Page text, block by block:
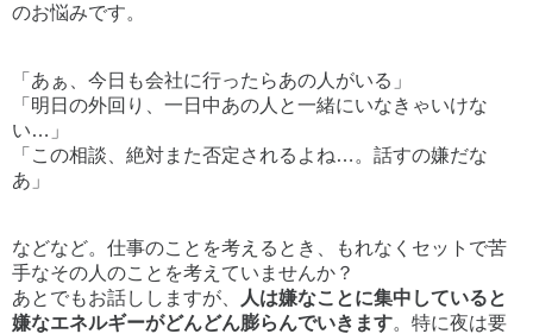
のお悩みです。
「あぁ、今日も会社に行ったらあの人がいる」
「明日の外回り、一日中あの人と一緒にいなきゃいけな
い…」
「この相談、絶対また否定されるよね…。話すの嫌だな
あ」
などなど。仕事のことを考えるとき、もれなくセットで苦
手なその人のことを考えていませんか？
あとでもお話ししますが、
人は嫌なことに集中していると
嫌なエネルギーがどんどん膨らんでいきます。特に夜は要